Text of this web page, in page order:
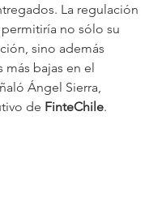
La regulación
no sólo su
sino además
más bajas en el
Ángel Sierra,
de FinteChile.